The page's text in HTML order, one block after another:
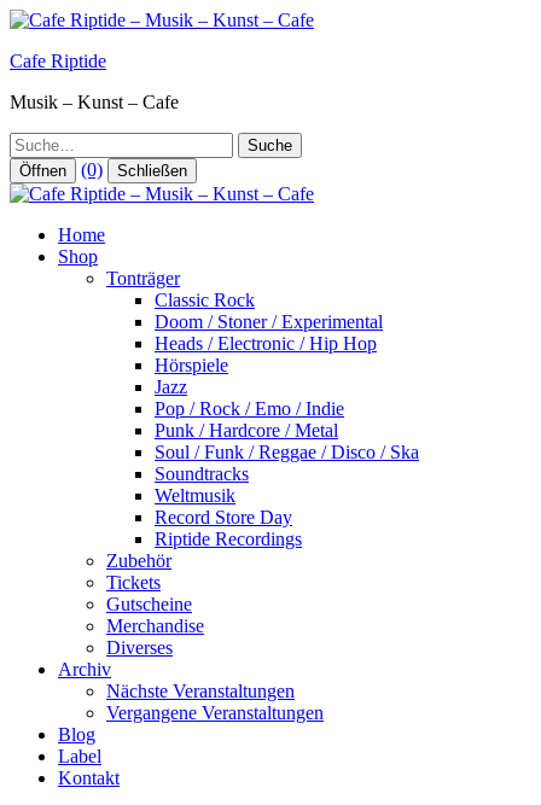
Zum
springen
Cafe Riptide
Musik – Kunst – Cafe
Suche
Öffnen (0) Schließen
Home
Shop
Tonträger
Classic Rock
Doom / Stoner / Experimental
Heads / Electronic / Hip Hop
Hörspiele
Jazz
Pop / Rock / Emo / Indie
Punk / Hardcore / Metal
Soul / Funk / Reggae / Disco / Ska
Soundtracks
Weltmusik
Record Store Day
Riptide Recordings
Zubehör
Tickets
Gutscheine
Merchandise
Diverses
Archiv
Nächste Veranstaltungen
Vergangene Veranstaltungen
Blog
Label
Kontakt